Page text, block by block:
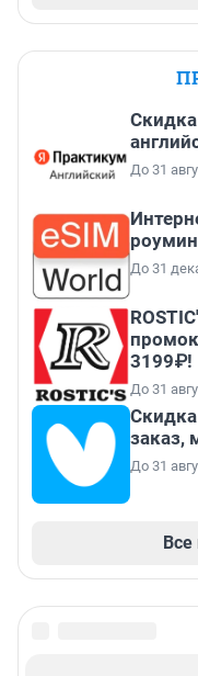
До 31
До 31
3199₽!
До 31
заказ,
До 31